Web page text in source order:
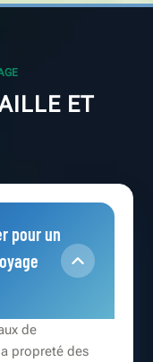
ET
pour un
de
propreté des